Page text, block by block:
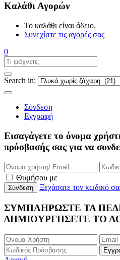
Καλάθι Αγορών
Το καλάθι είναι άδειο.
Συνεχίστε τις αγορές σας
0
Search in:
Σύνδεση
Εγγραφή
Εισαγάγετε το όνομα
πρόσβασής σας για να
Θυμήσου με
Ξεχάσατε τον κωδικό
ΣΥΜΠΛΗΡΩΣΤΕ ΤΑ
ΔΗΜΙΟΥΡΓΗΣΕΤΕ ΤΟ